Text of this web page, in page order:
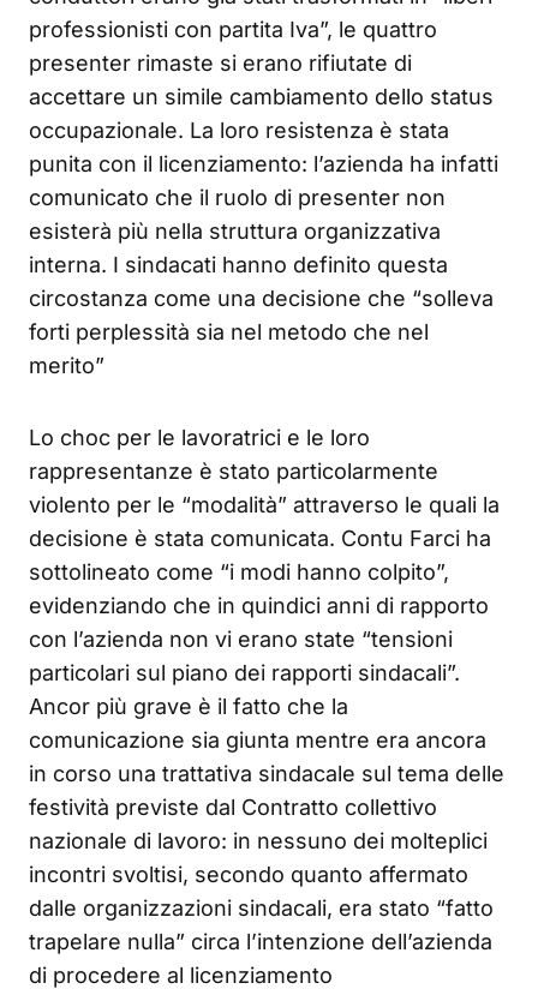
professionisti con partita Iva”, le quattro
presenter rimaste si erano rifiutate di
accettare un simile cambiamento dello status
occupazionale. La loro resistenza è stata
punita con il licenziamento: l’azienda ha infatti
comunicato che il ruolo di presenter non
esisterà più nella struttura organizzativa
interna. I sindacati hanno definito questa
circostanza come una decisione che “solleva
forti perplessità sia nel metodo che nel
merito”
Lo choc per le lavoratrici e le loro
rappresentanze è stato particolarmente
violento per le “modalità” attraverso le quali la
decisione è stata comunicata. Contu Farci ha
sottolineato come “i modi hanno colpito”,
evidenziando che in quindici anni di rapporto
con l’azienda non vi erano state “tensioni
particolari sul piano dei rapporti sindacali”.
Ancor più grave è il fatto che la
comunicazione sia giunta mentre era ancora
in corso una trattativa sindacale sul tema delle
festività previste dal Contratto collettivo
nazionale di lavoro: in nessuno dei molteplici
incontri svoltisi, secondo quanto affermato
dalle organizzazioni sindacali, era stato “fatto
trapelare nulla” circa l’intenzione dell’azienda
di procedere al licenziamento